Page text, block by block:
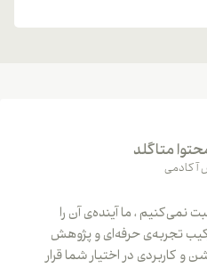
متاگلد
، ما آینده‌ی آن را
حرفه‌ای و پژوهش
در اختیار شما قرار